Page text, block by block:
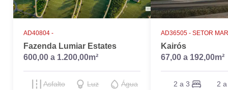
AD40804 -
Fazenda Lumiar Estates
600,00 a 1.200,00m²
Asfalto Luz Água
AD36505 - SETOR
Kairós
67,00 a 192,00m²
2 a 3 2